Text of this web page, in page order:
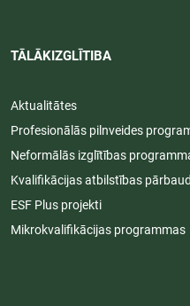
TĀLĀKIZGLĪTIBA
Aktualitātes
Profesionālās pilnveides
Neformālās izglītības
Kvalifikācijas atbilstības
ESF Plus projekti
Mikrokvalifikācijas programmas